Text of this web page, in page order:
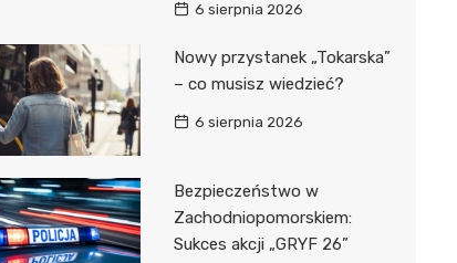
6 sierpnia 2026
Nowy przystanek „Tokarska”
– co musisz wiedzieć?
6 sierpnia 2026
Bezpieczeństwo w
Zachodniopomorskiem:
Sukces akcji „GRYF 26”